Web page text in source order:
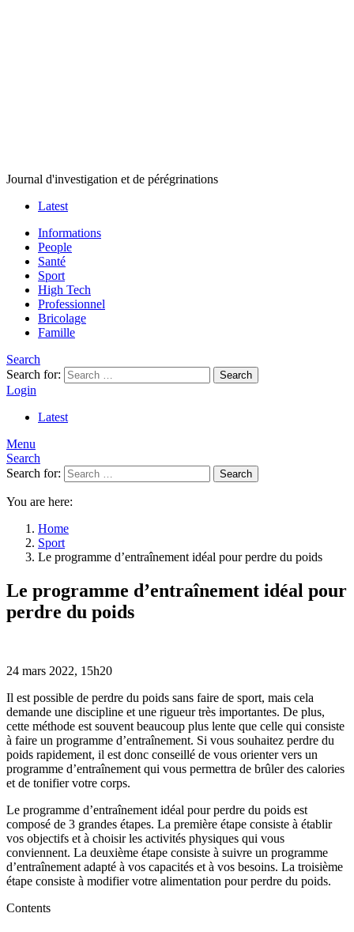
Journal d'investigation et de pérégrinations
Latest
Informations
People
Santé
Sport
High Tech
Professionnel
Bricolage
Famille
Search
Search for:
Search
Login
Latest
Menu
Search
Search for:
Search
You are here:
Home
Sport
Le programme d’entraînement idéal pour perdre du poids
Le programme d’entraînement idéal pour
perdre du poids
24 mars 2022, 15h20
Il est possible de perdre du poids sans faire de sport, mais cela
demande une discipline et une rigueur très importantes. De plus,
cette méthode est souvent beaucoup plus lente que celle qui consiste
à faire un programme d’entraînement. Si vous souhaitez perdre du
poids rapidement, il est donc conseillé de vous orienter vers un
programme d’entraînement qui vous permettra de brûler des calories
et de tonifier votre corps.
Le programme d’entraînement idéal pour perdre du poids est
composé de 3 grandes étapes. La première étape consiste à établir
vos objectifs et à choisir les activités physiques qui vous
conviennent. La deuxième étape consiste à suivre un programme
d’entraînement adapté à vos capacités et à vos besoins. La troisième
étape consiste à modifier votre alimentation pour perdre du poids.
Contents